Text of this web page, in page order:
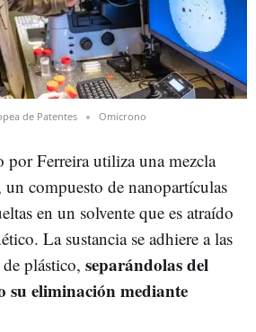
de Patentes Omicrono
por Ferreira utiliza una mezcla
compuesto de nanopartículas
en un solvente que es atraído
La sustancia se adhiere a las
plástico, separándolas del
su eliminación mediante